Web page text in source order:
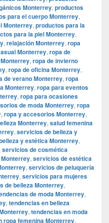
Monterrey, productos
para el cuerpo Monterrey,
Monterrey, productos para la
para la piel Monterrey,
, relajación Monterrey, ropa
Monterrey, ropa de
, ropa de invierno
, ropa de oficina Monterrey,
de verano Monterrey, ropa
Monterrey, ropa para eventos
, ropa para ocasiones
de moda Monterrey, ropa
, ropa y accesorios Monterrey,
Monterrey, salud femenina
, servicios de belleza y
y estética Monterrey,
servicios de cosmética
, servicios de estética
, servicios de peluquería
, servicios para mujeres
de belleza Monterrey,
de moda Monterrey,
, tendencias en belleza
, tendencias en moda
ropa femenina Monterrey,